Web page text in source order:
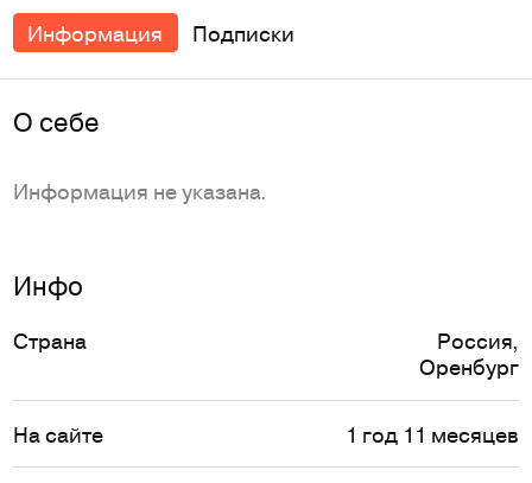
Информация Подписки
Инфо
Страна Россия,
Оренбург
На сайте 1 год 11 месяцев
O себе
Информация не указана.